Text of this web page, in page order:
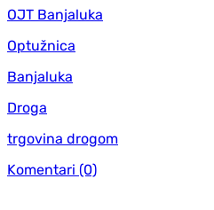
OJT Banjaluka
Optužnica
Banjaluka
Droga
trgovina drogom
Komentari (0)